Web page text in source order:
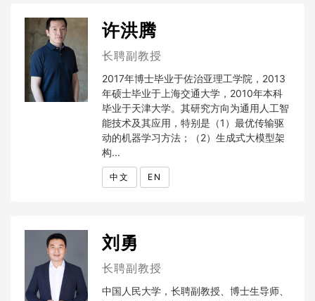
许洪腾
长聘副教授
2017年博士毕业于佐治亚理工学院，2013
年硕士毕业于上海交通大学，2010年本科
毕业于天津大学。其研究方向为通用人工智
能技术及其应用，特别是（1）最优传输驱
动的机器学习方法；（2）生成式大模型架
构...
中文 EN
刘勇
长聘副教授
中国人民大学，长聘副教授、博士生导师、